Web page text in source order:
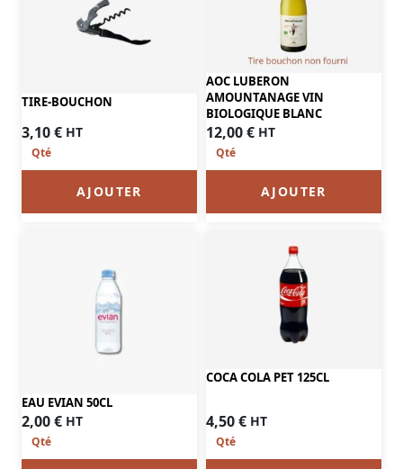
TIRE-BOUCHON
3,10€ HT
AJOUTER
AOC LUBERON
AMOUNTANAGE VIN
BIOLOGIQUE BLANC
12,00€ HT
AJOUTER
EAU EVIAN 50CL
2,00€ HT
COCA COLA PET 125CL
4,50€ HT